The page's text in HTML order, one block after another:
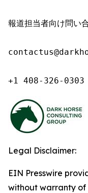
報道担当者向け問い
+1 408-326-0303
Legal Disclaimer:
EIN Presswire
without warranty of